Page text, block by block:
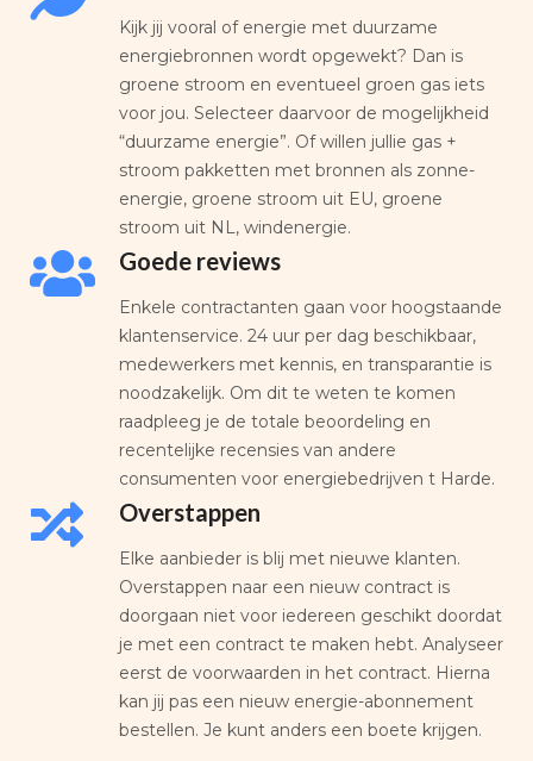
Kijk jij vooral of energie met duurzame
energiebronnen wordt opgewekt? Dan is
groene stroom en eventueel groen gas iets
voor jou. Selecteer daarvoor de mogelijkheid
“duurzame energie”. Of willen jullie gas +
stroom pakketten met bronnen als zonne-
energie, groene stroom uit EU, groene
stroom uit NL, windenergie.
Goede reviews
Enkele contractanten gaan voor hoogstaande
klantenservice. 24 uur per dag beschikbaar,
medewerkers met kennis, en transparantie is
noodzakelijk. Om dit te weten te komen
raadpleeg je de totale beoordeling en
recentelijke recensies van andere
consumenten voor energiebedrijven t Harde.
Overstappen
Elke aanbieder is blij met nieuwe klanten.
Overstappen naar een nieuw contract is
doorgaan niet voor iedereen geschikt doordat
je met een contract te maken hebt. Analyseer
eerst de voorwaarden in het contract. Hierna
kan jij pas een nieuw energie-abonnement
bestellen. Je kunt anders een boete krijgen.